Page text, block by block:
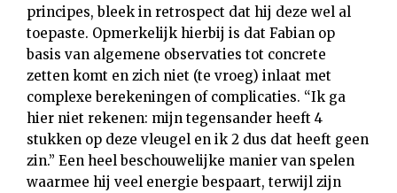
principes, bleek in retrospect dat hij deze wel al
toepaste. Opmerkelijk hierbij is dat Fabian op
basis van algemene observaties tot concrete
zetten komt en zich niet (te vroeg) inlaat met
complexe berekeningen of complicaties. “Ik ga
hier niet rekenen: mijn tegensander heeft 4
stukken op deze vleugel en ik 2 dus dat heeft geen
zin.” Een heel beschouwelijke manier van spelen
waarmee hij veel energie bespaart, terwijl zijn